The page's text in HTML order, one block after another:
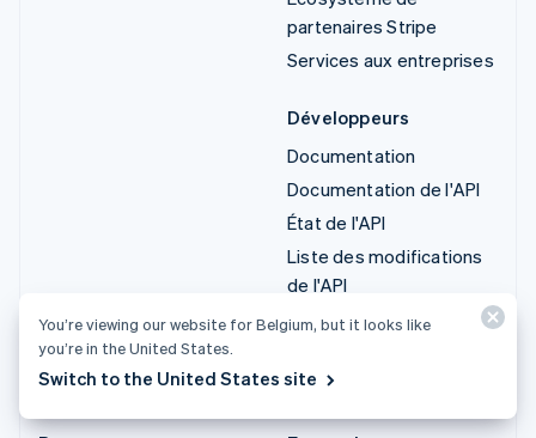
partenaires Stripe
Services aux entreprises
Développeurs
Documentation
Documentation de l'API
État de l'API
Liste des modifications
de l'API
Bibliothèques et SDK
Blog du développeur
You’re viewing our website for Belgium, but it looks like
you’re in the United States.
Switch to the United States site